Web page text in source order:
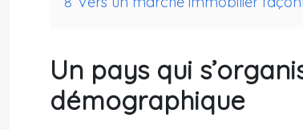
Un pays qui
démographique